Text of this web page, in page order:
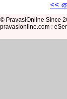
<<
© PravasiOnline Since
pravasionline.com :